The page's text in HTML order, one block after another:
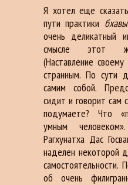
Я хотел еще
пути практики бхавы
очень деликатный
смысле этот
(Наставление
странным. По сути
самим собой.
сидит и говорит сам
подумаете? Что
умным
Рагхунатха Дас
наделен некоторой
об очень